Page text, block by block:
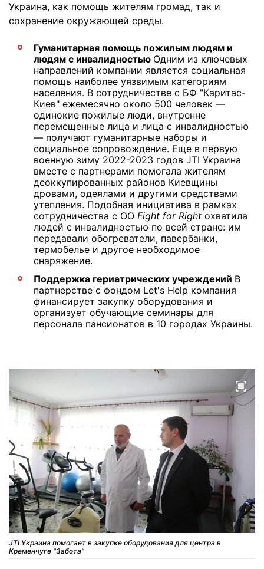
Украина, как помощь жителям громад, так и
сохранение окружающей среды.
Гуманитарная помощь пожилым людям и
людям с инвалидностью Одним из ключевых
направлений компании является социальная
помощь наиболее уязвимым категориям
населения. В сотрудничестве с БФ "Каритас-
Киев" ежемесячно около 500 человек —
одинокие пожилые люди, внутренне
перемещенные лица и лица с инвалидностью
— получают гуманитарные наборы и
социальное сопровождение. Еще в первую
военную зиму 2022-2023 годов JTI Украина
вместе с партнерами помогала жителям
деоккупированных районов Киевщины
дровами, одеялами и другими средствами
утепления. Подобная инициатива в рамках
сотрудничества с ОО Fight for Right охватила
людей с инвалидностью по всей стране: им
передавали обогреватели, павербанки,
термобелье и другое необходимое
снаряжение.
Поддержка гериатрических учреждений В
партнерстве с фондом Let's Help компания
финансирует закупку оборудования и
организует обучающие семинары для
персонала пансионатов в 10 городах Украины.
JTI Украина помогает в закупке оборудования для центра в
Кременчуге "Забота"